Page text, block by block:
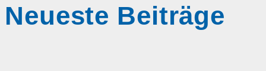
Neueste Beiträge